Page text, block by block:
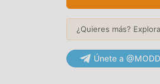
JUGABILIDAD
de fanáticos en todo
¿Quieres más?
Únete a